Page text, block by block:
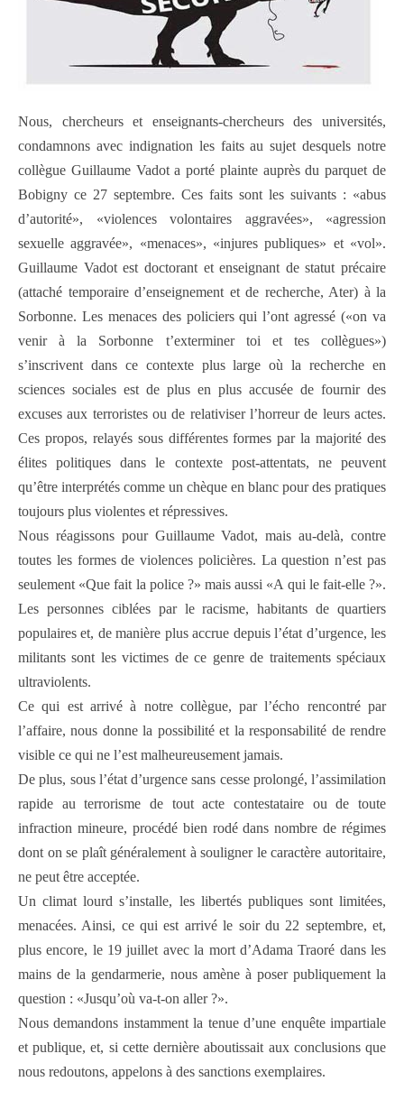
Nous, chercheurs et enseignants-chercheurs des universités,
condamnons avec indignation les faits au sujet desquels notre
collègue Guillaume Vadot a porté plainte auprès du parquet de
Bobigny ce 27 septembre. Ces faits sont les suivants : «abus
d’autorité», «violences volontaires aggravées», «agression
sexuelle aggravée», «menaces», «injures publiques» et «vol».
Guillaume Vadot est doctorant et enseignant de statut précaire
(attaché temporaire d’enseignement et de recherche, Ater) à la
Sorbonne. Les menaces des policiers qui l’ont agressé («on va
venir à la Sorbonne t’exterminer toi et tes collègues»)
s’inscrivent dans ce contexte plus large où la recherche en
sciences sociales est de plus en plus accusée de fournir des
excuses aux terroristes ou de relativiser l’horreur de leurs actes.
Ces propos, relayés sous différentes formes par la majorité des
élites politiques dans le contexte post-attentats, ne peuvent
qu’être interprétés comme un chèque en blanc pour des pratiques
toujours plus violentes et répressives.
Nous réagissons pour Guillaume Vadot, mais au-delà, contre
toutes les formes de violences policières. La question n’est pas
seulement «Que fait la police ?» mais aussi «A qui le fait-elle ?».
Les personnes ciblées par le racisme, habitants de quartiers
populaires et, de manière plus accrue depuis l’état d’urgence, les
militants sont les victimes de ce genre de traitements spéciaux
ultraviolents.
Ce qui est arrivé à notre collègue, par l’écho rencontré par
l’affaire, nous donne la possibilité et la responsabilité de rendre
visible ce qui ne l’est malheureusement jamais.
De plus, sous l’état d’urgence sans cesse prolongé, l’assimilation
rapide au terrorisme de tout acte contestataire ou de toute
infraction mineure, procédé bien rodé dans nombre de régimes
dont on se plaît généralement à souligner le caractère autoritaire,
ne peut être acceptée.
Un climat lourd s’installe, les libertés publiques sont limitées,
menacées. Ainsi, ce qui est arrivé le soir du 22 septembre, et,
plus encore, le 19 juillet avec la mort d’Adama Traoré dans les
mains de la gendarmerie, nous amène à poser publiquement la
question : «Jusqu’où va-t-on aller ?».
Nous demandons instamment la tenue d’une enquête impartiale
et publique, et, si cette dernière aboutissait aux conclusions que
nous redoutons, appelons à des sanctions exemplaires.